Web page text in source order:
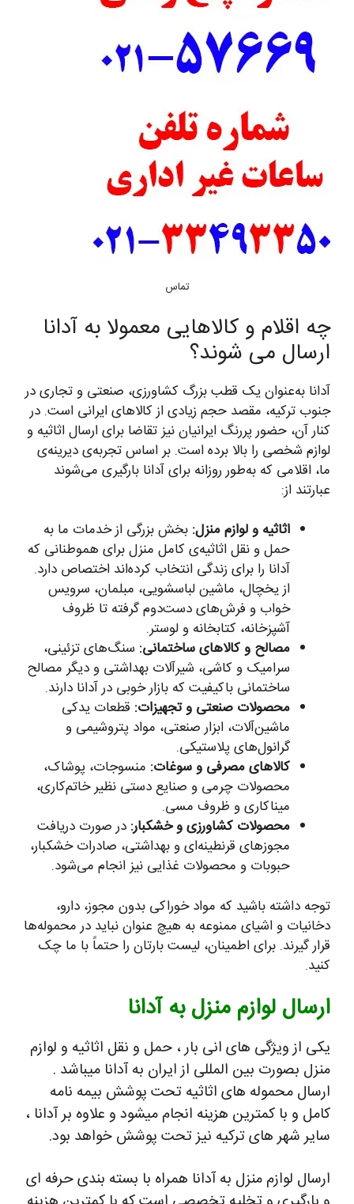
تماس
چه اقلام و کالاهایی معمولا به آدانا
ارسال می شوند؟
آدانا به‌عنوان یک قطب بزرگ کشاورزی، صنعتی و تجاری در
جنوب ترکیه، مقصد حجم زیادی از کالاهای ایرانی است. در
کنار آن، حضور پررنگ ایرانیان نیز تقاضا برای ارسال اثاثیه و
لوازم شخصی را بالا برده است. بر اساس تجربه‌ی دیرینه‌ی
ما، اقلامی که به‌طور روزانه برای آدانا بارگیری می‌شوند
عبارتند از:
اثاثیه و لوازم منزل: بخش بزرگی از خدمات ما به
حمل و نقل اثاثیه‌ی کامل منزل برای هموطنانی که
آدانا را برای زندگی انتخاب کرده‌اند اختصاص دارد.
از یخچال، ماشین لباسشویی، مبلمان، سرویس
خواب و فرش‌های دست‌دوم گرفته تا ظروف
آشپزخانه، کتابخانه و لوستر.
مصالح و کالاهای ساختمانی: سنگ‌های تزئینی،
سرامیک و کاشی، شیرآلات بهداشتی و دیگر مصالح
ساختمانی باکیفیت که بازار خوبی در آدانا دارند.
محصولات صنعتی و تجهیزات: قطعات یدکی
ماشین‌آلات، ابزار صنعتی، مواد پتروشیمی و
گرانول‌های پلاستیکی.
کالاهای مصرفی و سوغات: منسوجات، پوشاک،
محصولات چرمی و صنایع دستی نظیر خاتم‌کاری،
میناکاری و ظروف مسی.
محصولات کشاورزی و خشکبار: در صورت دریافت
مجوزهای قرنطینه‌ای و بهداشتی، صادرات خشکبار،
حبوبات و محصولات غذایی نیز انجام می‌شود.
توجه داشته باشید که مواد خوراکی بدون مجوز، دارو،
دخانیات و اشیای ممنوعه به هیچ عنوان نباید در محموله‌ها
قرار گیرند. برای اطمینان، لیست بارتان را حتماً با ما چک
کنید.
ارسال لوازم منزل به آدانا
یکی از ویژگی های انی بار ، حمل و نقل اثاثیه و لوازم
منزل بصورت بین المللی از ایران به آدانا میباشد .
ارسال محموله های اثاثیه تحت پوشش بیمه نامه
کامل و با کمترین هزینه انجام میشود و علاوه بر آدانا ،
سایر شهر های ترکیه نیز تحت پوشش خواهد بود.
ارسال لوازم منزل به آدانا همراه با بسته بندی حرفه ای